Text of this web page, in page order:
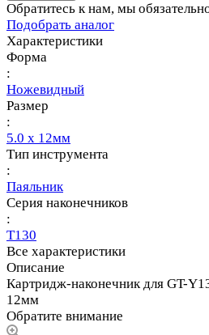
Обратитесь к нам, мы
Подобрать аналог
Характеристики
Форма
:
Ножевидный
Размер
:
5.0 х 12мм
Тип инструмента
:
Паяльник
Серия наконечников
:
T130
Все характеристики
Описание
Картридж-наконечник для GT-
12мм
Обратите внимание